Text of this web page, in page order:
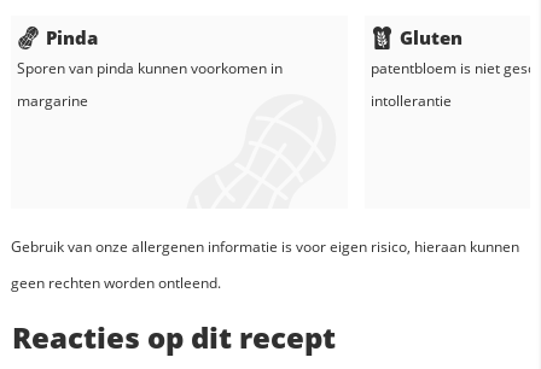
Pinda
Sporen van pinda kunnen voorkomen in
margarine
Gluten
patentbloemis niet
intollerantie
Gebruik van onze allergenen informatie is voor eigen risico, hieraan kunnen
geen rechten worden ontleend.
Reacties op dit recept